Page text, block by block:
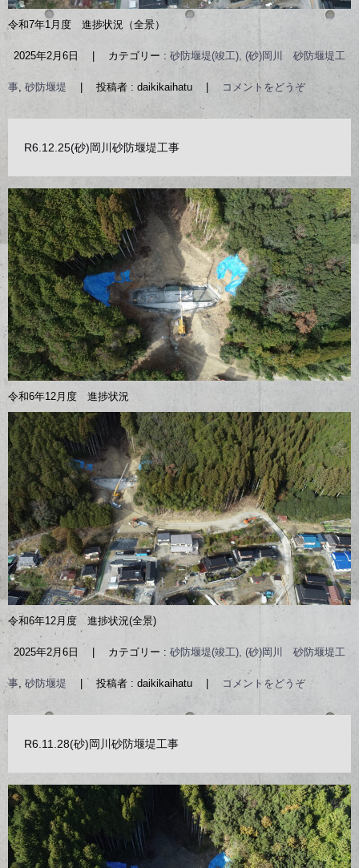
令和7年1月度 進捗状況（全景）
2025年2月6日 カテゴリー : 砂防堰堤(竣工), (砂)岡川 砂防堰堤工
事 砂防堰堤 投稿者 : daikikaihatu コメントをどうぞ
R6.12.25(砂)岡川砂防堰堤工事
令和6年12月度 進捗状況
令和6年12月度 進捗状況(全景)
2025年2月6日 カテゴリー : 砂防堰堤(竣工), (砂)岡川 砂防堰堤工
事, 砂防堰堤 投稿者 : daikikaihatu コメントをどうぞ
R6.11.28(砂)岡川砂防堰堤工事